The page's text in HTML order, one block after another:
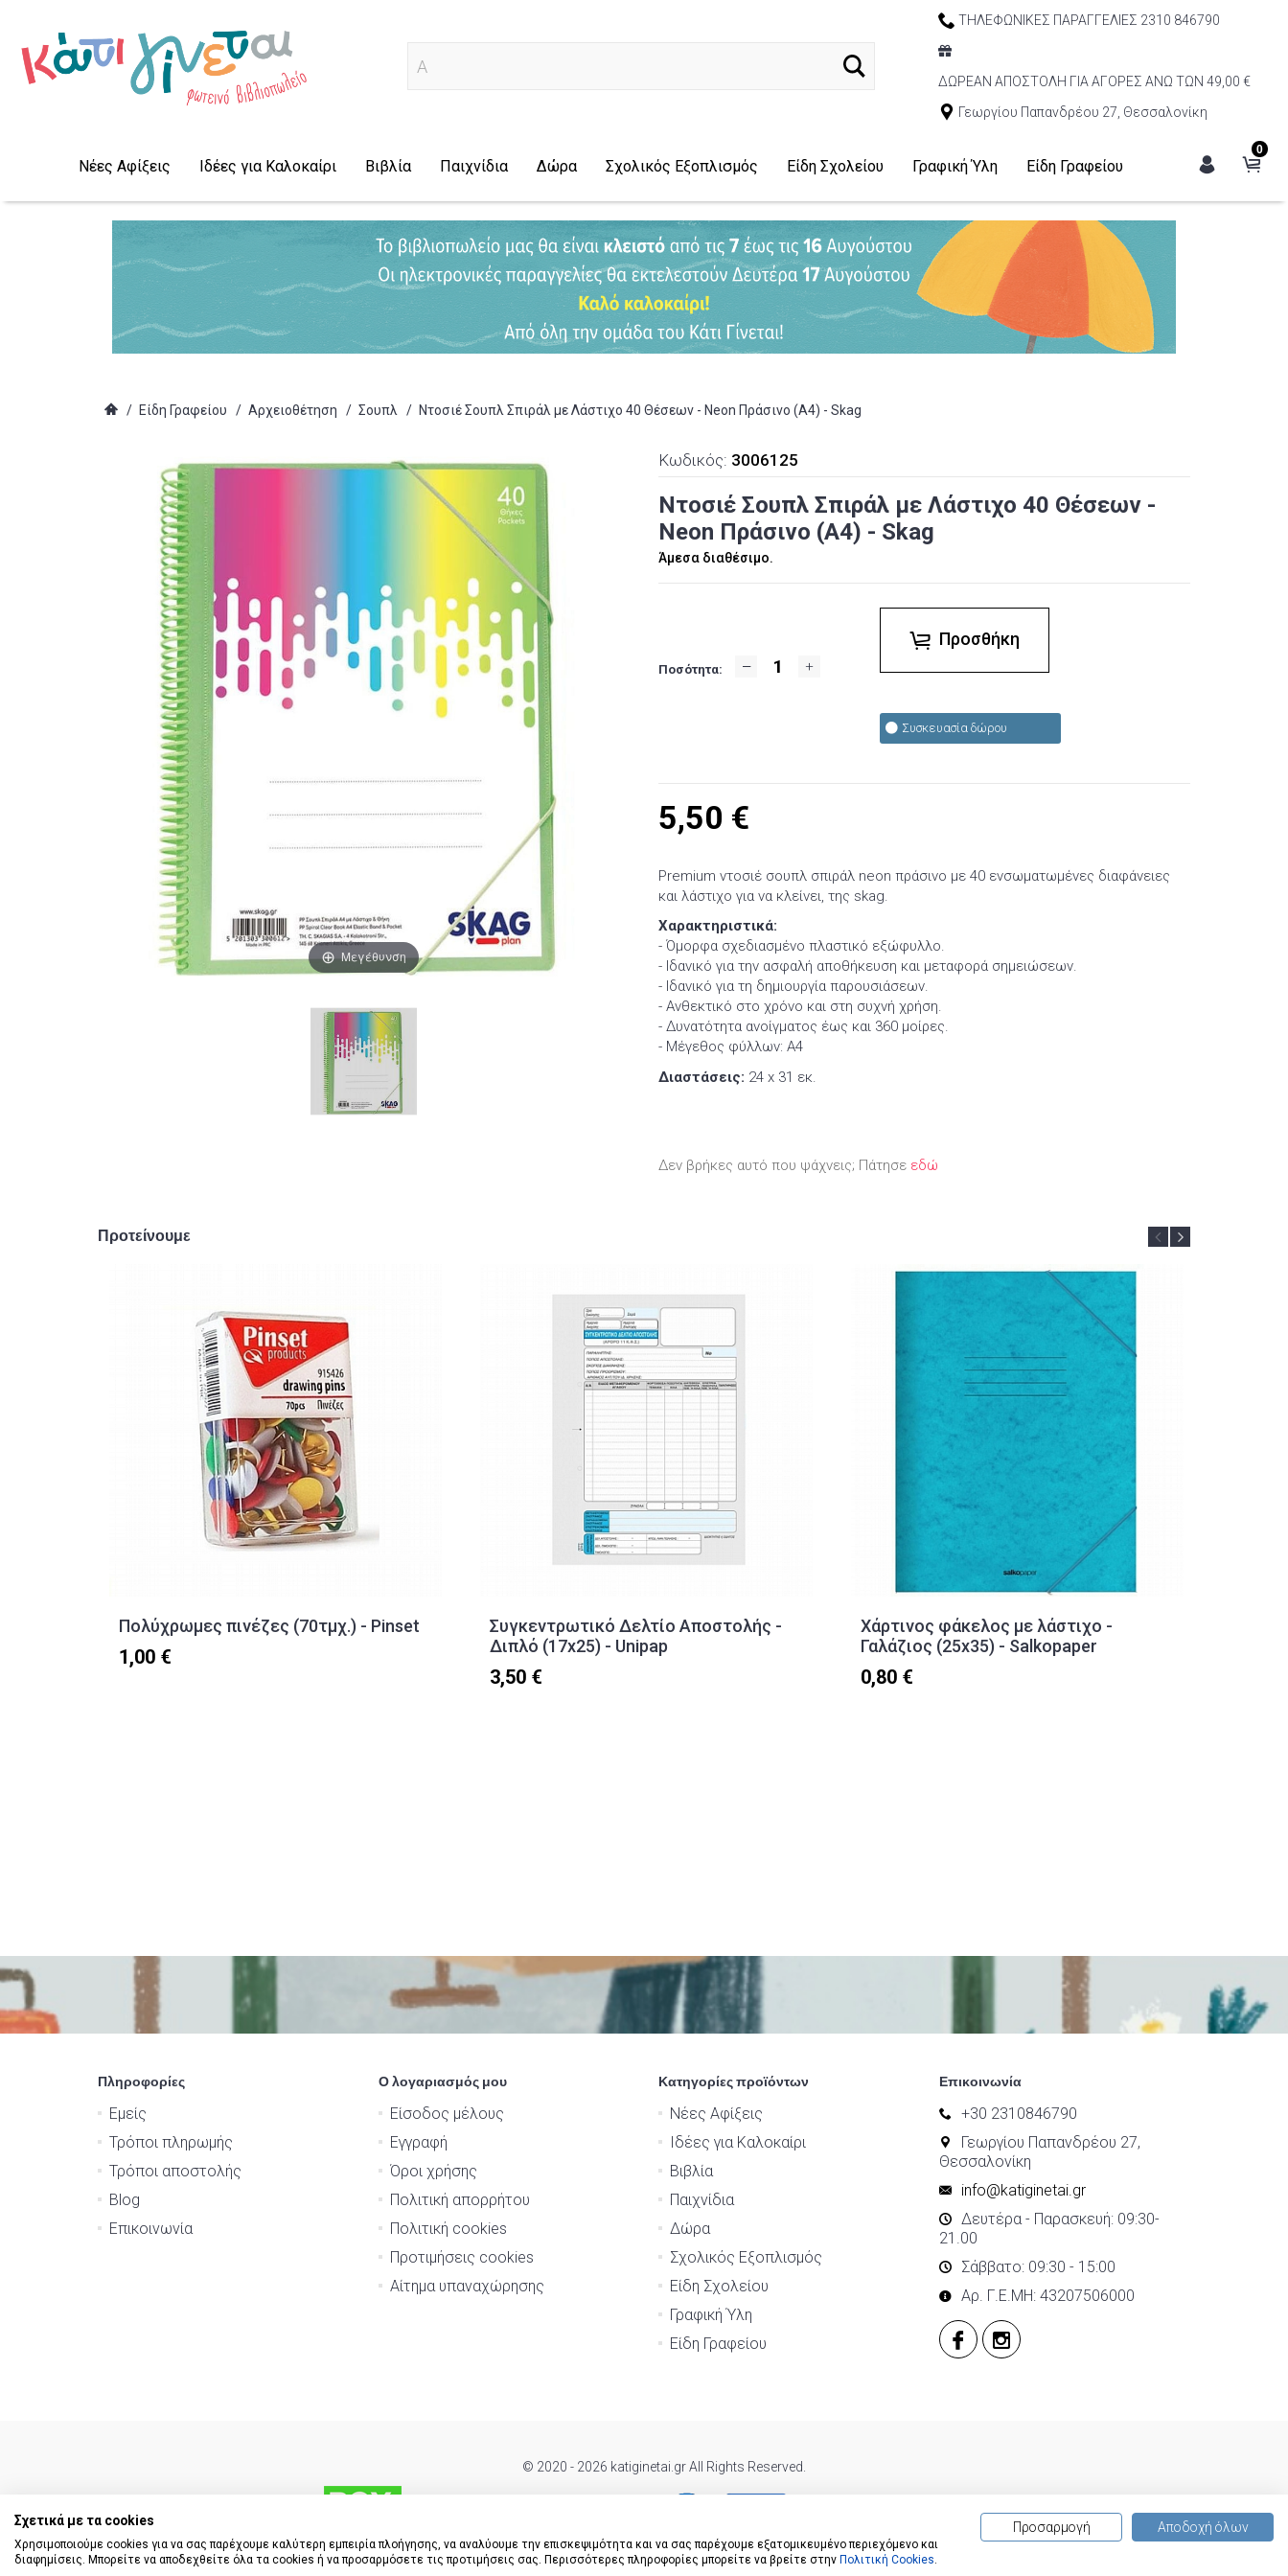
Αναζήτηση
ΤΗΛΕΦΩΝΙΚΕΣ ΠΑΡΑΓΓΕΛΙΕΣ 2310 846790
ΔΩΡΕΑΝ ΑΠΟΣΤΟΛΗ ΓΙΑ ΑΓΟΡΕΣ ΑΝΩ ΤΩΝ 49,00 €
Γεωργίου Παπανδρέου 27, Θεσσαλονίκη
0
Νέες Αφίξεις Ιδέες για Καλοκαίρι Βιβλία Παιχνίδια Δώρα Σχολικός Εξοπλισμός Είδη Σχολείου Γραφική Ύλη Είδη Γραφείου
/ Είδη Γραφείου / Αρχειοθέτηση / Σουπλ / Ντοσιέ Σουπλ Σπιράλ με Λάστιχο 40 Θέσεων - Neon Πράσινο (Α4) - Skag
Μεγέθυνση
Κωδικός: 3006125
Ντοσιέ Σουπλ Σπιράλ με Λάστιχο 40 Θέσεων -
Neon Πράσινο (Α4) - Skag
Άμεσα διαθέσιμο.
Ποσότητα:
Προσθήκη
Συσκευασία δώρου
5,50 €
Premium ντοσιέ σουπλ σπιράλ neon πράσινο με 40 ενσωματωμένες διαφάνειες
και λάστιχο για να κλείνει, της skag.
Χαρακτηριστικά:
- Όμορφα σχεδιασμένο πλαστικό εξώφυλλο.
- Ιδανικό για την ασφαλή αποθήκευση και μεταφορά σημειώσεων.
- Ιδανικό για τη δημιουργία παρουσιάσεων.
- Ανθεκτικό στο χρόνο και στη συχνή χρήση.
- Δυνατότητα ανοίγματος έως και 360 μοίρες.
- Μέγεθος φύλλων: Α4
Διαστάσεις: 24 x 31 εκ.
Δεν βρήκες αυτό που ψάχνεις; Πάτησε εδώ
Προτείνουμε
Πολύχρωμες πινέζες (70τμχ.) - Pinset
1,00 €
Συγκεντρωτικό Δελτίο Αποστολής -
Διπλό (17x25) - Unipap
3,50 €
Χάρτινος φάκελος με λάστιχο -
Γαλάζιος (25x35) - Salkopaper
0,80 €
Πληροφορίες
Εμείς
Τρόποι πληρωμής
Τρόποι αποστολής
Blog
Επικοινωνία
Ο λογαριασμός μου
Είσοδος μέλους
Εγγραφή
Όροι χρήσης
Πολιτική απορρήτου
Πολιτική cookies
Προτιμήσεις cookies
Αίτημα υπαναχώρησης
Κατηγορίες προϊόντων
Νέες Αφίξεις
Ιδέες για Καλοκαίρι
Βιβλία
Παιχνίδια
Δώρα
Σχολικός Εξοπλισμός
Είδη Σχολείου
Γραφική Ύλη
Είδη Γραφείου
Επικοινωνία
+30 2310846790
Γεωργίου Παπανδρέου 27,
Θεσσαλονίκη
info@katiginetai.gr
Δευτέρα - Παρασκευή: 09:30-
21.00
Σάββατο: 09:30 - 15:00
Αρ. Γ.Ε.ΜΗ: 43207506000
© 2020 - 2026 katiginetai.gr All Rights Reserved.
Σχετικά με τα cookies
Χρησιμοποιούμε cookies για να σας παρέχουμε καλύτερη εμπειρία πλοήγησης, να αναλύουμε την επισκεψιμότητα και να σας παρέχουμε εξατομικευμένο περιεχόμενο και
διαφημίσεις. Μπορείτε να αποδεχθείτε όλα τα cookies ή να προσαρμόσετε τις προτιμήσεις σας. Περισσότερες πληροφορίες μπορείτε να βρείτε στην Πολιτική Cookies.
Προσαρμογή Αποδοχή όλων